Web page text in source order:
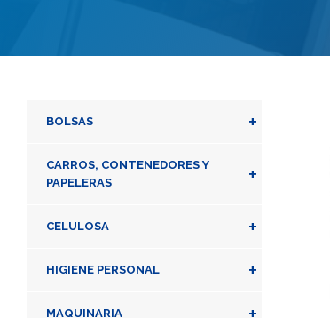
+
BOLSAS
+
CARROS, CONTENEDORES Y
PAPELERAS
+
CELULOSA
+
HIGIENE PERSONAL
MAQUINARIA